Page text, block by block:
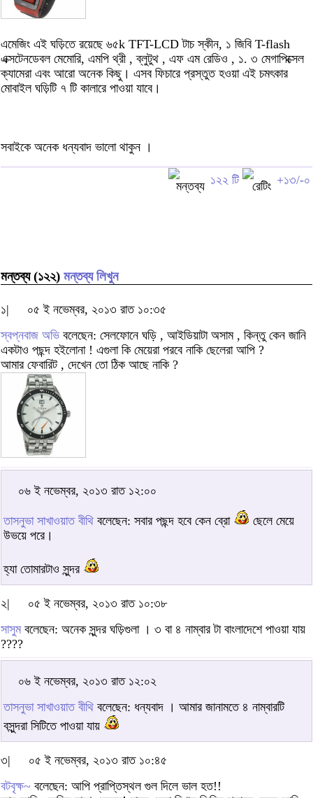
এমেজিং এই ঘড়িতে রয়েছে ৬৫k TFT-LCD টাচ স্কীন, ১ জিবি T-flash
এক্সটেনডেবল মেমোরি, এমপি থ্রী , ব্লুটুথ , এফ এম রেডিও , ১. ৩ মেগাপিক্সেল
ক্যামেরা এবং আরো অনেক কিছু। এসব ফিচারে প্রস্তুত হওয়া এই চমৎকার
মোবাইল ঘড়িটি ৭ টি কালারে পাওয়া যাবে।
সবাইকে অনেক ধন্যবাদ ভালো থাকুন ।
১২২ টি +১৩/-০
মন্তব্য (১২২) মন্তব্য লিখুন
১|
০৫ ই নভেম্বর, ২০১৩ রাত ১০:৩৫
স্বপ্নবাজ অভি বলেছেন: সেলফোনে ঘড়ি , আইডিয়াটা অসাম , কিন্তু কেন জানি
একটাও পছন্দ হইলোনা ! এগুলা কি মেয়েরা পরবে নাকি ছেলেরা আপি ?
আমার ফেবারিট , দেখেন তো ঠিক আছে নাকি ?
০৬ ই নভেম্বর, ২০১৩ রাত ১২:০০
তাসনুভা সাখাওয়াত বীথি বলেছেন: সবার পছন্দ হবে কেন ব্রো
ছেলে মেয়ে
উভয়ে পরে।
হ্যা তোমারটাও সুন্দর
২|
০৫ ই নভেম্বর, ২০১৩ রাত ১০:৩৮
সাসুমবলেছেন: অনেক সুন্দর ঘড়িগুলা । ৩ বা ৪ নাম্বার টা বাংলাদেশে পাওয়া যায়
????
০৬ ই নভেম্বর, ২০১৩ রাত ১২:০২
তাসনুভা সাখাওয়াত বীথি বলেছেন: ধন্যবাদ । আমার জানামতে ৪ নাম্বারটি
বসুন্দরা সিটিতে পাওয়া যায়
৩|
০৫ ই নভেম্বর, ২০১৩ রাত ১০:৪৫
বটবৃক্ষ~ বলেছেন: আপি প্রাপ্তিস্থল গুল দিলে ভাল হত!!